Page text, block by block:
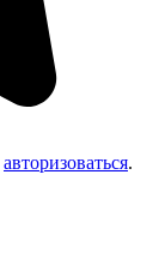
авторизоваться.